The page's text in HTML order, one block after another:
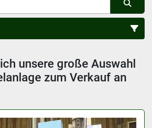
Sortieren nach
unsere große Auswahl
zum Verkauf an